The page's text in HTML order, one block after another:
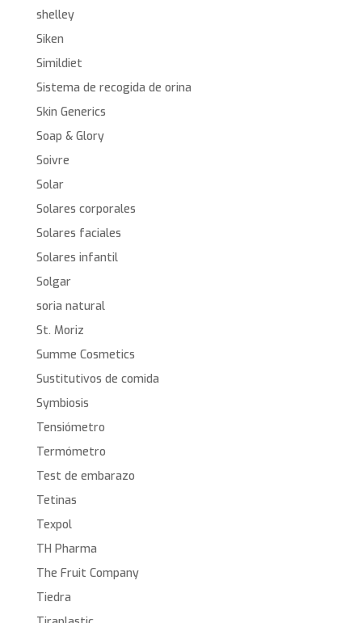
shelley
Siken
Simildiet
Sistema de recogida de orina
Skin Generics
Soap & Glory
Soivre
Solar
Solares corporales
Solares faciales
Solares infantil
Solgar
soria natural
St. Moriz
Summe Cosmetics
Sustitutivos de comida
Symbiosis
Tensiómetro
Termómetro
Test de embarazo
Tetinas
Texpol
TH Pharma
The Fruit Company
Tiedra